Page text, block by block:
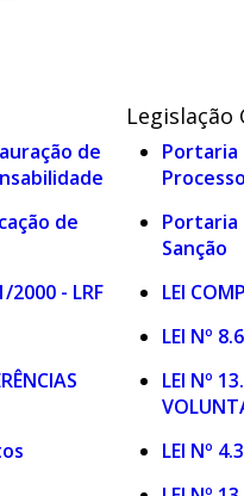
de
de
2000 - LRF
Legislação
Portaria
Portaria
Sanção
LEI
LEI Nº
LEI Nº
LEI Nº